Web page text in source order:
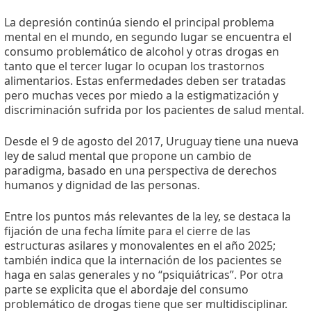
La depresión continúa siendo el principal problema
mental en el mundo, en segundo lugar se encuentra el
consumo problemático de alcohol y otras drogas en
tanto que el tercer lugar lo ocupan los trastornos
alimentarios. Estas enfermedades deben ser tratadas
pero muchas veces por miedo a la estigmatización y
discriminación sufrida por los pacientes de salud mental.
Desde el 9 de agosto del 2017, Uruguay tiene una nueva
ley de salud mental que propone un cambio de
paradigma, basado en una perspectiva de derechos
humanos y dignidad de las personas.
Entre los puntos más relevantes de la ley, se destaca la
fijación de una fecha límite para el cierre de las
estructuras asilares y monovalentes en el año 2025;
también indica que la internación de los pacientes se
haga en salas generales y no “psiquiátricas”. Por otra
parte se explicita que el abordaje del consumo
problemático de drogas tiene que ser multidisciplinar.